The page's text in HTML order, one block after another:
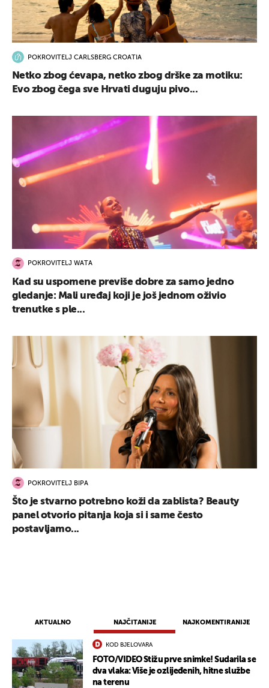
AKTUALNO NAJČITANIJE NAJKOMENTIRANIJE
KOD BJELOVARA
FOTO/VIDEO Stižu prve snimke! Sudarila se
dva vlaka: Više je ozlijeđenih, hitne službe
na terenu
POKROVITELJ CARLSBERG CROATIA
Netko zbog ćevapa, netko zbog drške za motiku:
Evo zbog čega sve Hrvati duguju pivo...
POKROVITELJ WATA
Kad su uspomene previše dobre za samo jedno
gledanje: Mali uređaj koji je još jednom oživio
trenutke s ple...
POKROVITELJ BIPA
Što je stvarno potrebno koži da zablista? Beauty
panel otvorio pitanja koja si i same često
postavljamo...